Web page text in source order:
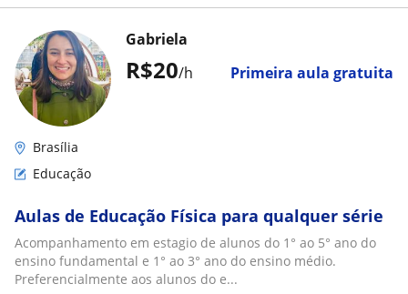
R$20/h Primeira aula gratuita
Gabriela
Brasília
Educação
Aulas de Educação Física para qualquer série
Acompanhamento em estagio de alunos do 1° ao 5° ano do
ensino fundamental e 1° ao 3° ano do ensino médio.
Preferencialmente aos alunos do e...